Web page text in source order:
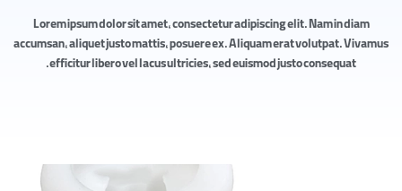
Lorem ipsum dolor sit amet, consectetur adipiscing elit. Nam in diam
accumsan, aliquet justo mattis, posuere ex. Aliquam erat volutpat. Vivamus
efficitur libero vel lacus ultricies, sed euismod justo consequat.